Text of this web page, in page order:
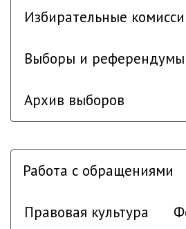
Избирательные
Выборы и референдумы
Архив выборов
Работа с обращениями
Правовая культура